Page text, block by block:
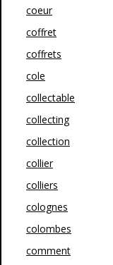
coeur
coffret
coffrets
cole
collectable
collecting
collection
collier
colliers
colognes
colombes
comment